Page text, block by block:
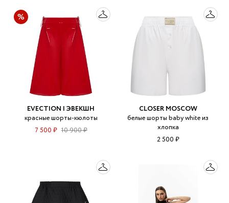
EVECTION | ЭВЕКШН
красные шорты-кюлоты
7 500 ₽ 10 900 ₽
CLOSER MOSCOW
белые шорты baby white из
хлопка
2 500 ₽